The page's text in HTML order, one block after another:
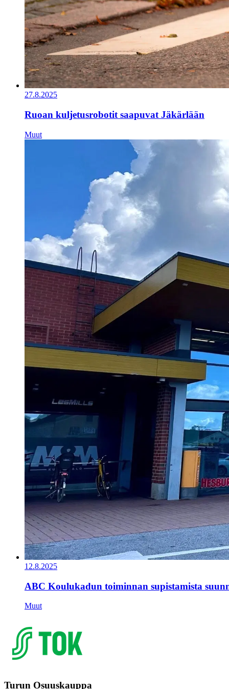
27.8.2025
Ruoan kuljetusrobotit saapuvat Jäkärlään
Muut
12.8.2025
ABC Koulukadun toiminnan supistamista
Muut
Turun Osuuskauppa